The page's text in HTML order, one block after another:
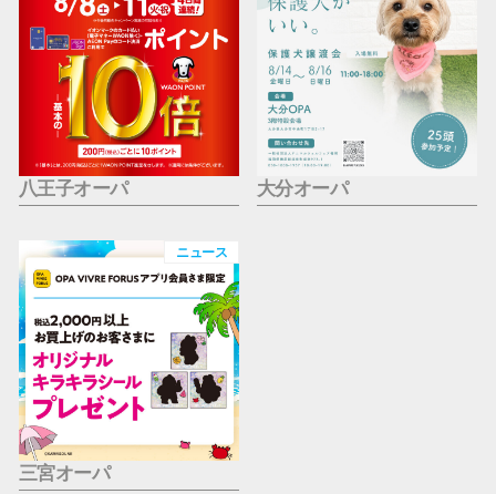
八王子オーパ 大分オーパ
ニュース
三宮オーパ